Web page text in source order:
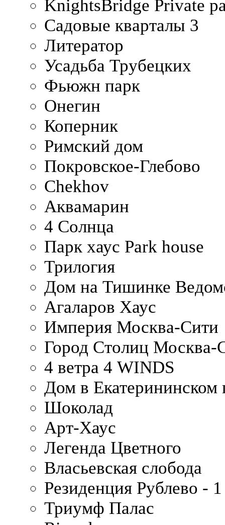
KnightsBridge Private
Садовые кварталы 3
Литератор
Усадьба Трубецких
Фьюжн парк
Онегин
Коперник
Римский дом
Покровское-Глебово
Chekhov
Аквамарин
4 Солнца
Парк хаус Park house
Трилогия
Дом на Тишинке
Агаларов Хаус
Империя Москва-Сити
Город Столиц Москва-
4 ветра 4 WINDS
Дом в Екатерининском
Шоколад
Арт-Хаус
Легенда Цветного
Власьевская слобода
Резиденция Рублево - 1
Триумф Палас